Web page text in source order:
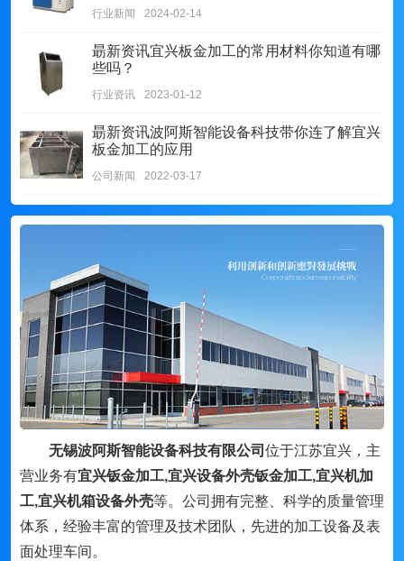
行业新闻 2024-02-14
朂新资讯宜兴板金加工的常用材料你知道有哪
些吗？
行业资讯 2023-01-12
朂新资讯波阿斯智能设备科技带你连了解宜兴
板金加工的应用
公司新闻 2022-03-17
无锡波阿斯智能设备科技有限公司 位于江苏宜兴，主
营业务有宜兴钣金加工,宜兴设备外壳钣金加工,宜兴机加
工,宜兴机箱设备外壳等。公司拥有完整、科学的质量管理
体系，经验丰富的管理及技术团队，先进的加工设备及表
面处理车间。